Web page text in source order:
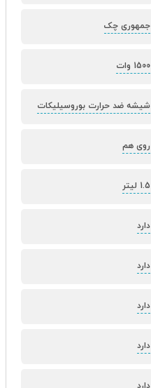
جمهوری چک
1500 وات
شیشه ضد حرارت بوروسیلیکات
روی هم
1.5 لیتر
دارد
دارد
دارد
دارد